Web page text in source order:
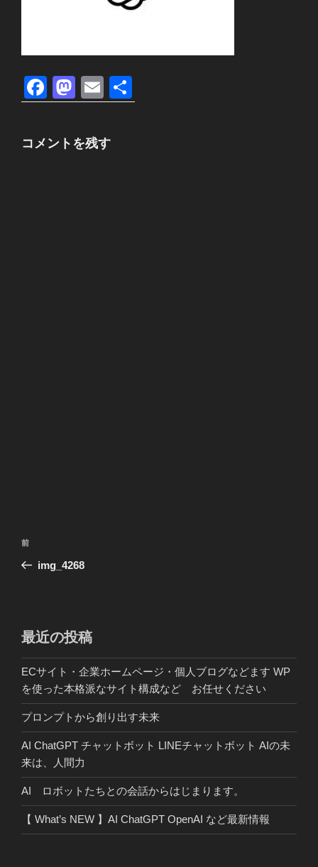
F
a
c
e
M
a
st
o
E
m
ail
有
コメントを残す
投
ナ
ー
シ
ョ
ン
前
の
前
img_4268
最近の投稿
ECサイト・企業ホームページ・個人ブログなどます WP
を使った本格派なサイト構成など お任せください
プロンプトから創り出す未来
AI ChatGPT チャットボット LINEチャットボット AIの未
来は、人間力
AI ロボットたちとの会話からはじまります。
【 What’s NEW 】AI ChatGPT OpenAI など最新情報